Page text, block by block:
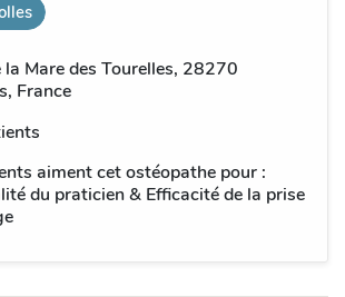
la Mare des Tourelles, 28270
France
aiment cet ostéopathe pour :
du praticien & Efficacité de la prise